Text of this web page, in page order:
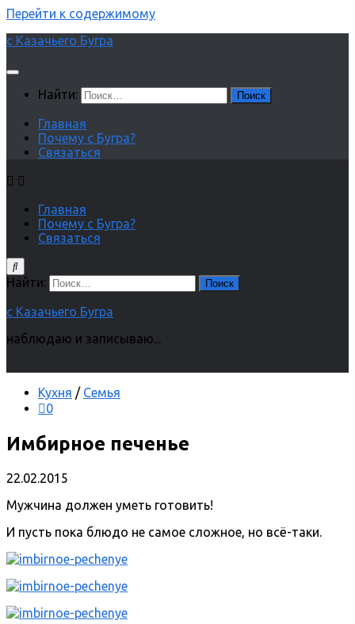
Перейти к содержимому
с Казачьего Бугра
Найти:
Главная
Почему с Бугра?
Связаться
Главная
Почему с Бугра?
Связаться
Найти:
с Казачьего Бугра
наблюдаю и записываю...
Кухня / Семья
0
Имбирное печенье
22.02.2015
Мужчина должен уметь готовить!
И пусть пока блюдо не самое сложное, но всё-таки.